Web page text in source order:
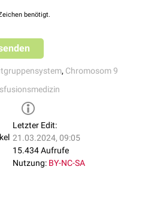
benötigt.
, Chromosom 9
Letzter Edit:
21.03.2024, 09:05
15.434 Aufrufe
Nutzung: BY-NC-SA